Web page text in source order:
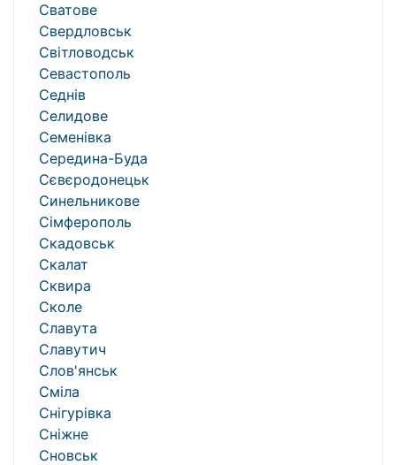
Сватове
Свердловськ
Світловодськ
Севастополь
Седнів
Селидове
Семенівка
Середина-Буда
Сєвєродонецьк
Синельникове
Сімферополь
Скадовськ
Скалат
Сквира
Сколе
Славута
Славутич
Слов'янськ
Сміла
Снігурівка
Сніжне
Сновськ